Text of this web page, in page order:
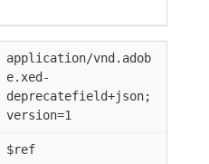
application/vnd.adob
e.xed-
deprecatefield+json;
version=1
$ref